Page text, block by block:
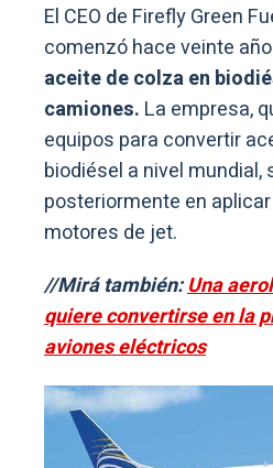
El CEO de Firefly Green
comenzó hace veinte
aceite de colza en
camiones. La empresa,
equipos para convertir
biodiésel a nivel mundial,
posteriormente en
motores de jet.
//Mirá también:Una
quiere convertirse en la
aviones eléctricos